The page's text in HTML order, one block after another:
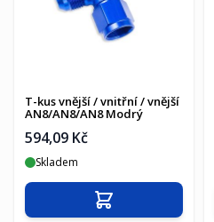
T-kus vnější / vnitřní / vnější
AN8/AN8/AN8 Modrý
594,09 Kč
Skladem
Přidat do košíku